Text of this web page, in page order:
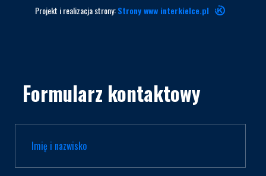
Projekt i realizacja strony:Strony www interkielce.pl
Formularz kontaktowy